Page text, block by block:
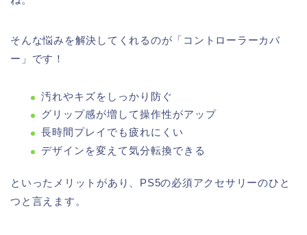
そんな悩みを解決してくれるのが「コントローラーカバ
ー」です！
汚れやキズをしっかり防ぐ
グリップ感が増して操作性がアップ
長時間プレイでも疲れにくい
デザインを変えて気分転換できる
といったメリットがあり、PS5の必須アクセサリーのひと
つと言えます。